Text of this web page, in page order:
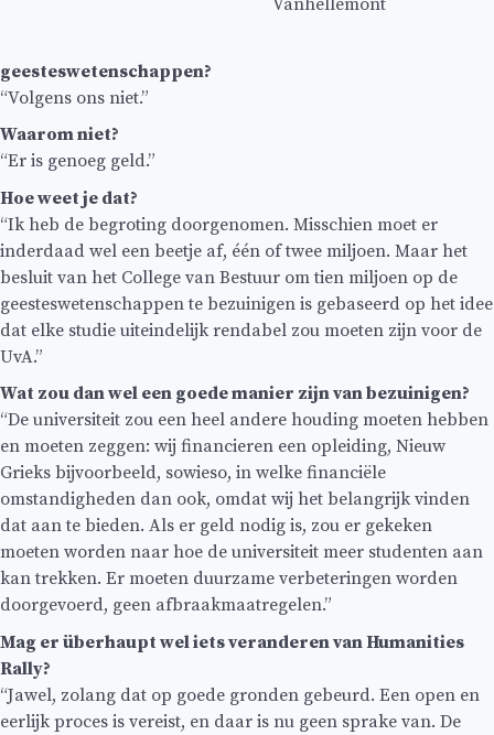
geesteswetenschappen?
“Volgens ons niet.”
Waarom niet?
“Er is genoeg geld.”
Hoe weet je dat?
“Ik heb de begroting doorgenomen. Misschien moet er
inderdaad wel een beetje af, één of twee miljoen. Maar het
besluit van het College van Bestuur om tien miljoen op de
geesteswetenschappen te bezuinigen is gebaseerd op het idee
dat elke studie uiteindelijk rendabel zou moeten zijn voor de
UvA.”
Wat zou dan wel een goede manier zijn van bezuinigen?
“De universiteit zou een heel andere houding moeten hebben
en moeten zeggen: wij financieren een opleiding, Nieuw
Grieks bijvoorbeeld, sowieso, in welke financiële
omstandigheden dan ook, omdat wij het belangrijk vinden
dat aan te bieden. Als er geld nodig is, zou er gekeken
moeten worden naar hoe de universiteit meer studenten aan
kan trekken. Er moeten duurzame verbeteringen worden
doorgevoerd, geen afbraakmaatregelen.”
Mag er überhaupt wel iets veranderen van Humanities
Rally?
“Jawel, zolang dat op goede gronden gebeurd. Een open en
eerlijk proces is vereist, en daar is nu geen sprake van. De